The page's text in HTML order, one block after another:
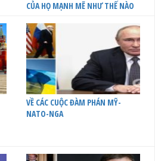
CỦA HỌ MẠNH MẼ NHƯ THẾ NÀO
VỀ CÁC CUỘC ĐÀM PHÁN MỸ-
NATO-NGA